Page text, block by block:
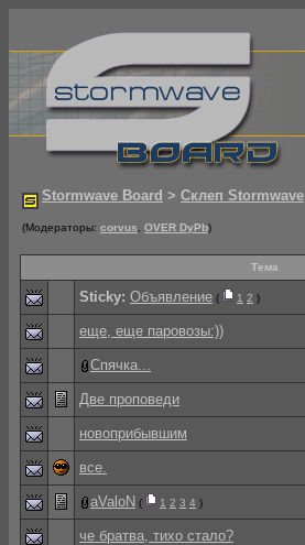
Stormwave Board > Склеп Stormwave
(Модераторы: corvus OVER DyPb)
Тема
Sticky: Объявление ( 1 2 )
еще, еще паровозы:))
Спячка...
Две проповеди
новоприбывшим
все.
aValoN ( 1 2 3 4 )
че братва, тихо стало?